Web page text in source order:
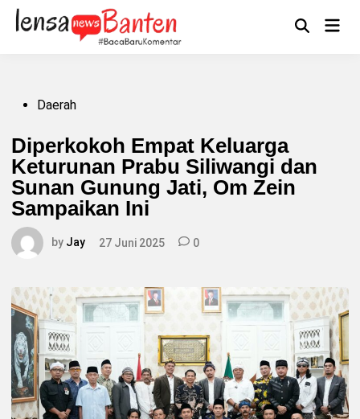
Skip
content
OpenMain
PostedDaerah
Diperkokoh Empat Keluarga
Keturunan Prabu Siliwangi dan
Sunan Gunung Jati, Om Zein
Sampaikan Ini
by Jay 27 Juni 2025 0